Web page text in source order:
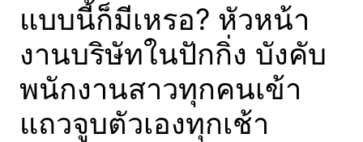
แบบนี้ก็มีเหรอ? หัวหน้า
งานบริษัทในปักกิ่ง บังคับ
พนักงานสาวทุกคนเข้า
แถวจูบตัวเองทุกเช้า